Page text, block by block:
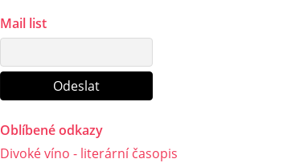
Mail list
Oblíbené odkazy
Divoké víno - literární časopis